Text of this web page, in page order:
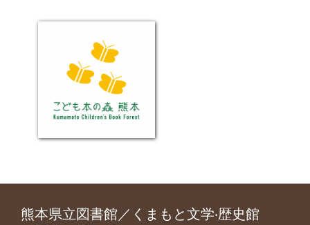
熊本県立図書館／くまもと文学‧歴史館